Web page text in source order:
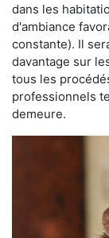
dans les
d'ambiance
constante). Il
davantage sur
tous les
professionnels
demeure.